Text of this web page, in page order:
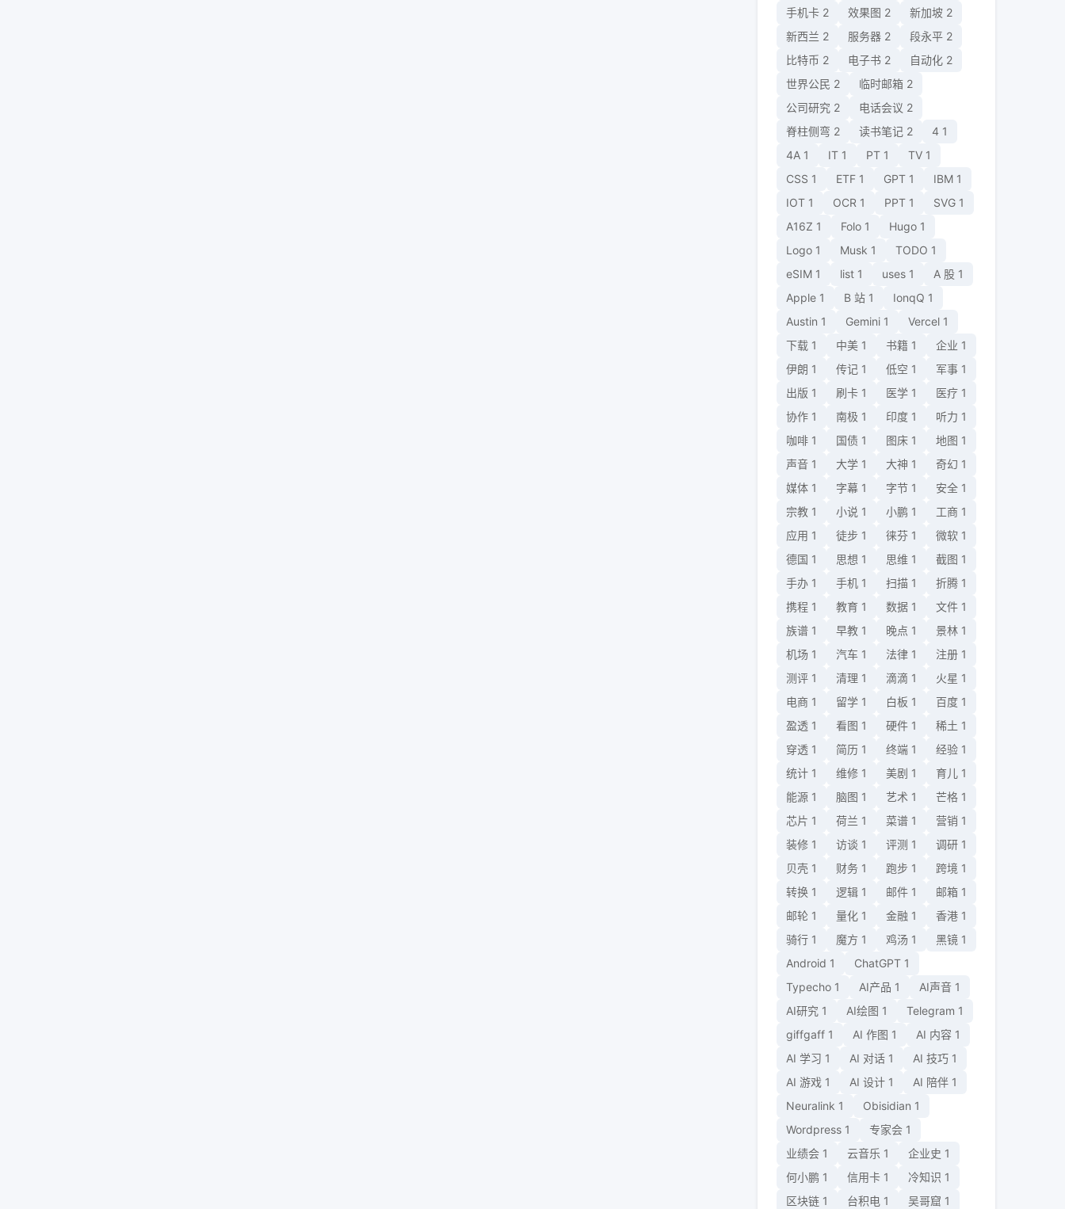
手机卡 2 效果图 2 新加坡 2
新西兰 2 服务器 2 段永平 2
比特币 2 电子书 2 自动化 2
世界公民 2 临时邮箱 2
公司研究 2 电话会议 2
脊柱侧弯 2 读书笔记 2 4 1
4A 1 IT 1 PT 1 TV 1
CSS 1 ETF 1 GPT 1 IBM 1
IOT 1 OCR 1 PPT 1 SVG 1
A16Z 1 Folo 1 Hugo 1
Logo 1 Musk 1 TODO 1
eSIM 1 list 1 uses 1 A 股 1
Apple 1 B 站 1 IonqQ 1
Austin 1 Gemini 1 Vercel 1
下载 1 中美 1 书籍 1 企业 1
伊朗 1 传记 1 低空 1 军事 1
出版 1 刷卡 1 医学 1 医疗 1
协作 1 南极 1 印度 1 听力 1
咖啡 1 国债 1 图床 1 地图 1
声音 1 大学 1 大神 1 奇幻 1
媒体 1 字幕 1 字节 1 安全 1
宗教 1 小说 1 小鹏 1 工商 1
应用 1 徒步 1 徕芬 1 微软 1
德国 1 思想 1 思维 1 截图 1
手办 1 手机 1 扫描 1 折腾 1
携程 1 教育 1 数据 1 文件 1
族谱 1 早教 1 晚点 1 景林 1
机场 1 汽车 1 法律 1 注册 1
测评 1 清理 1 滴滴 1 火星 1
电商 1 留学 1 白板 1 百度 1
盈透 1 看图 1 硬件 1 稀土 1
穿透 1 简历 1 终端 1 经验 1
统计 1 维修 1 美剧 1 育儿 1
能源 1 脑图 1 艺术 1 芒格 1
芯片 1 荷兰 1 菜谱 1 营销 1
装修 1 访谈 1 评测 1 调研 1
贝壳 1 财务 1 跑步 1 跨境 1
转换 1 逻辑 1 邮件 1 邮箱 1
邮轮 1 量化 1 金融 1 香港 1
骑行 1 魔方 1 鸡汤 1 黑镜 1
Android 1 ChatGPT 1
Typecho 1 AI产品 1 AI声音 1
AI研究 1 AI绘图 1 Telegram 1
giffgaff 1 AI 作图 1 AI 内容 1
AI 学习 1 AI 对话 1 AI 技巧 1
AI 游戏 1 AI 设计 1 AI 陪伴 1
Neuralink 1 Obisidian 1
Wordpress 1 专家会 1
业绩会 1 云音乐 1 企业史 1
何小鹏 1 信用卡 1 冷知识 1
区块链 1 台积电 1 吴哥窟 1